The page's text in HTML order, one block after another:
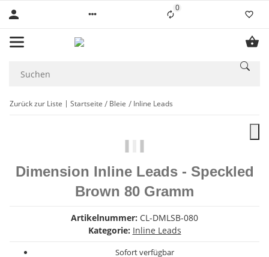
0Liste ist leer
Zurück zur Liste Startseite Bleie Inline Leads
Dimension Inline Leads - Speckled
Brown 80 Gramm
Artikelnummer: CL-DMLSB-080
Kategorie: Inline Leads
Sofort verfügbar